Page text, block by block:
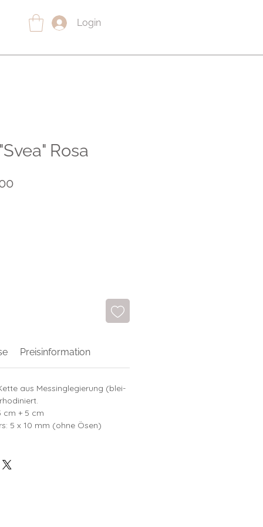
Login
Rosa
Sale
Preisinformation
aus Messinglegierung (blei-
cm + 5 cm
5 x 10 mm (ohne Ösen)